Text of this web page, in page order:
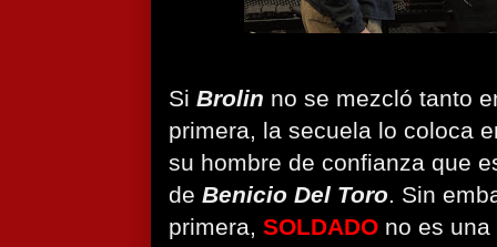
Si Brolin no se mezcló tanto
primera, la secuela lo coloca
su hombre de confianza que
de Benicio Del Toro. Sin
primera, SOLDADO no es